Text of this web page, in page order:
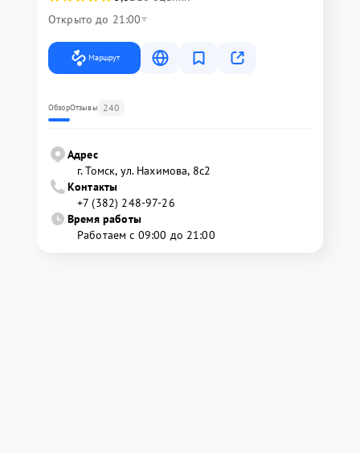
Открыто до 21:00
Маршрут
ОбзорОтзывы 240
Адрес
г. Томск, ул. Нахимова, 8с2
Контакты
+7 (382) 248-97-26
Время работы
Работаем с 09:00 до 21:00